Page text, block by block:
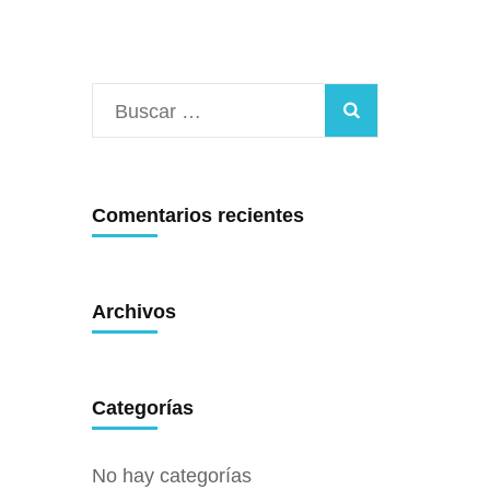
Buscar:
Comentarios recientes
Archivos
Categorías
No hay categorías